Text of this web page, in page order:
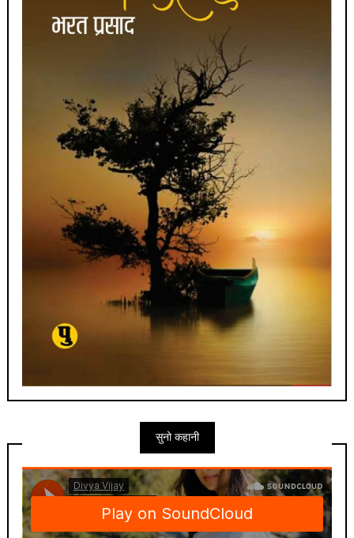
सुनो कहानी